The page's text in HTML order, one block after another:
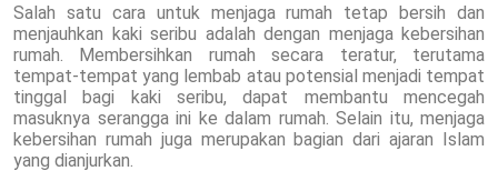
Salah satu cara untuk menjaga rumah tetap bersih dan
menjauhkan kaki seribu adalah dengan menjaga kebersihan
rumah. Membersihkan rumah secara teratur, terutama
tempat-tempat yang lembab atau potensial menjadi tempat
tinggal bagi kaki seribu, dapat membantu mencegah
masuknya serangga ini ke dalam rumah. Selain itu, menjaga
kebersihan rumah juga merupakan bagian dari ajaran Islam
yang dianjurkan.